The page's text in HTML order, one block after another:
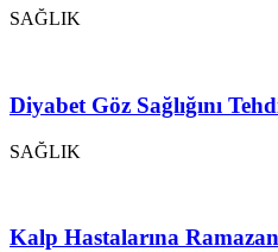
SAĞLIK
Diyabet Göz Sağlığını
SAĞLIK
Kalp Hastalarına